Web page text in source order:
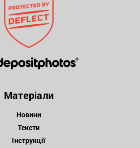
Матеріали
Новини
Тексти
Інструкції